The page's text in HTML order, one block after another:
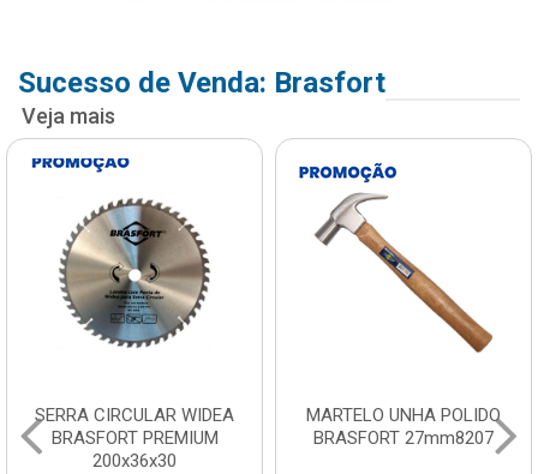
Sucesso de Venda: Brasfort
Veja mais
SERRA CIRCULAR WIDEA
BRASFORT PREMIUM
200x36x30
MARTELO UNHA POLIDO
BRASFORT 27mm8207